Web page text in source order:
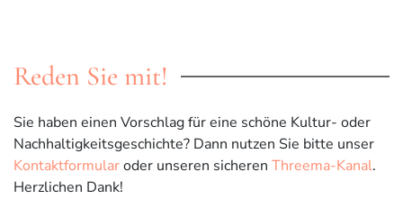
Reden Sie mit!
Sie haben einen Vorschlag für eine schöne Kultur- oder
Nachhaltigkeitsgeschichte? Dann nutzen Sie bitte unser
Kontaktformularoder unseren sicheren Threema-Kanal.
Herzlichen Dank!